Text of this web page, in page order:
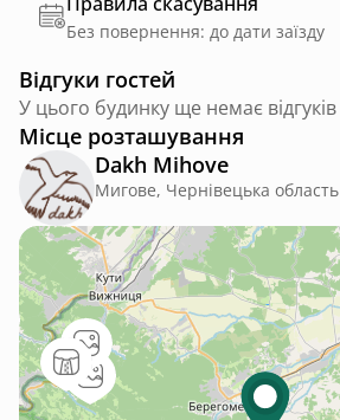
Без повернення: до дати заїзду
Відгуки гостей
У цього будинку ще немає відгуків
Місце розташування
Dakh Mihove
Мигове, Чернівецька область